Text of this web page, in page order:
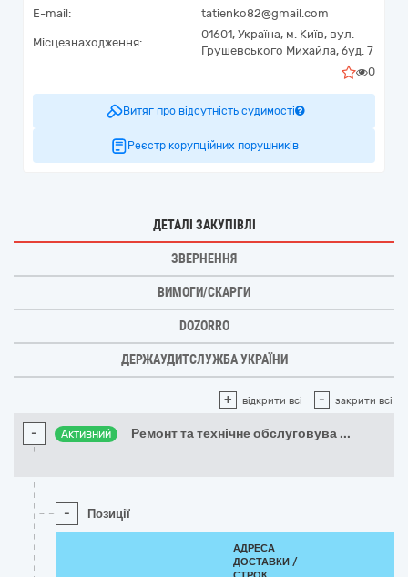
E-mail:
tatienko82@gmail.com
Місцезнаходження:
01601, Україна, м. Київ, вул.
Грушевського Михайла, буд. 7
0
Витяг про відсутність судимості
Реєстр корупційних порушників
ДЕТАЛІ ЗАКУПІВЛІ
ЗВЕРНЕННЯ
ВИМОГИ/СКАРГИ
DOZORRO
ДЕРЖАУДИТСЛУЖБА УКРАЇНИ
+ відкрити всі - закрити всі
- Активний Ремонт та технічне обслуговува ...
- Позиції
АДРЕСА
ДОСТАВКИ /